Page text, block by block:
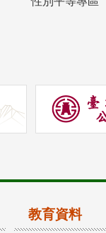
教育資料